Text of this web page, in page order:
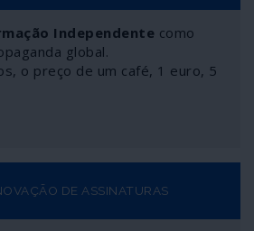
Independente como
global.
o preço de um café, 1 euro, 5
DE ASSINATURAS